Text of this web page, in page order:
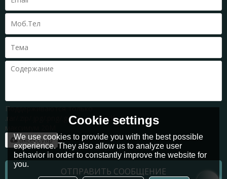
Поддерживаются только
.rar/.zip/.jpg/.png/.gif/.doc/.xls/.pdf,
максимум 20M
аксессуар
ОТПРАВИТЬ СООБЩЕНИЕ
Cookie settings
We use cookies to provide you with the best possible
experience. They also allow us to analyze user
behavior in order to constantly improve the website for
you.